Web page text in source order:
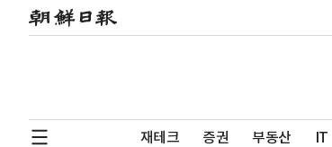
재테크 증권 부동산 IT